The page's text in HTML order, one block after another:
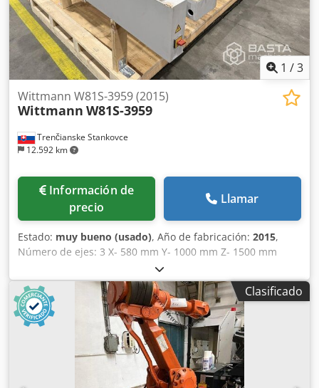
1 /3
Trenčianske Stankovce
12.592 km
Wittmann W81S-3959 (2015)
Wittmann W81S-3959
Información de
precio
Llamar
Estado: muy bueno (usado), Año de fabricación: 2015,
Número de ejes: 3 X- 580 mm Y- 1000 mm Z- 1500 mm
Alcance: 1500 mm Djdpfxjy Ud Hdj Apbsck Carga útil: 3 kg
Clasificado